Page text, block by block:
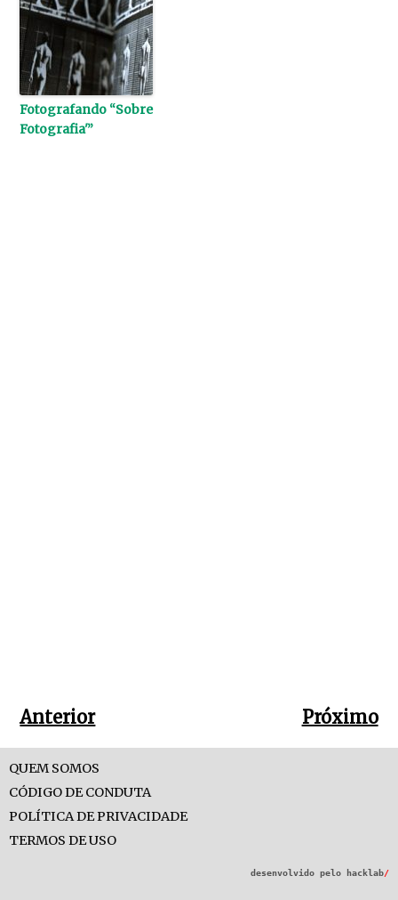
Fotografando “Sobre
Fotografia'”
Anterior Próximo
QUEM SOMOS
CÓDIGO DE CONDUTA
POLÍTICA DE PRIVACIDADE
TERMOS DE USO
desenvolvido pelo hacklab/